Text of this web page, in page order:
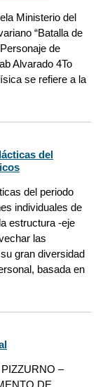
Ministerio del
“Batalla de
de
Alvarado 4To
se refiere a la
del
del periodo
individuales de
estructura -eje
las
gran diversidad
basada en
–